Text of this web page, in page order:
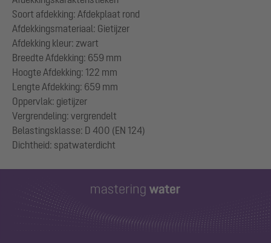
Soort afdekking: Afdekplaat rond
Afdekkingsmateriaal: Gietijzer
Afdekking kleur: zwart
Breedte Afdekking: 659 mm
Hoogte Afdekking: 122 mm
Lengte Afdekking: 659 mm
Oppervlak: gietijzer
Vergrendeling: vergrendelt
Belastingsklasse: D 400 (EN 124)